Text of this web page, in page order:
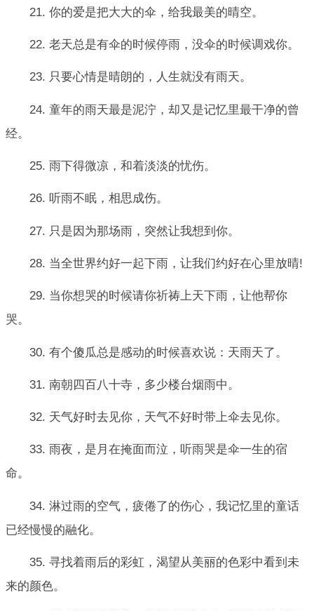
21. 你的爱是把大大的伞，给我最美的晴空。
22. 老天总是有伞的时候停雨，没伞的时候调戏你。
23. 只要心情是晴朗的，人生就没有雨天。
24. 童年的雨天最是泥泞，却又是记忆里最干净的曾
经。
25. 雨下得微凉，和着淡淡的忧伤。
26. 听雨不眠，相思成伤。
27. 只是因为那场雨，突然让我想到你。
28. 当全世界约好一起下雨，让我们约好在心里放晴!
29. 当你想哭的时候请你祈祷上天下雨，让他帮你
哭。
30. 有个傻瓜总是感动的时候喜欢说：天雨天了。
31. 南朝四百八十寺，多少楼台烟雨中。
32. 天气好时去见你，天气不好时带上伞去见你。
33. 雨夜，是月在掩面而泣，听雨哭是伞一生的宿
命。
34. 淋过雨的空气，疲倦了的伤心，我记忆里的童话
已经慢慢的融化。
35. 寻找着雨后的彩虹，渴望从美丽的色彩中看到未
来的颜色。